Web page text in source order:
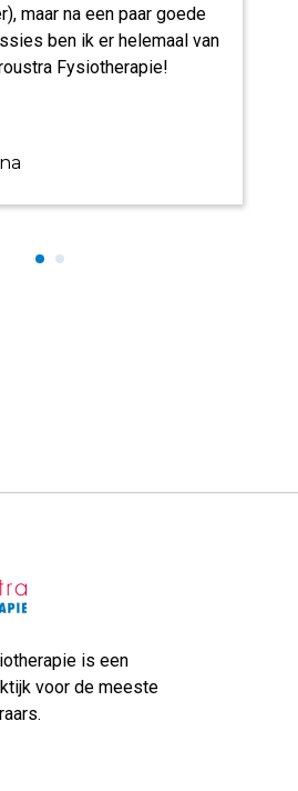
maar na een paar goede
ben ik er helemaal van
Fysiotherapie!
is een
voor de meeste